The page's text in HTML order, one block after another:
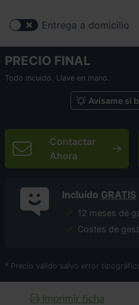
Entrega a domicilio
PRECIO FINAL
Todo incuido. Llave en mano.
Avísame si
Contactar
Ahora
Incluído GRATIS
12 meses de
Costes de
* Precio válido salvo error
Imprimir ficha